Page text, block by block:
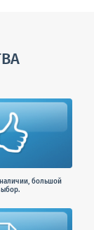
большой